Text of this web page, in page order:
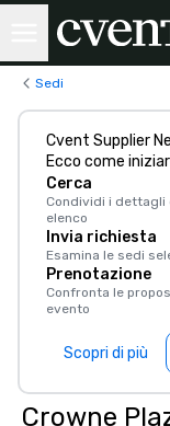
Sedi
Cvent Supplier
Ecco come
Cerca
Condividi i dettagli
elenco
Invia richiesta
Esamina le sedi
Prenotazione
Confronta le
evento
Scopri di più
Crowne